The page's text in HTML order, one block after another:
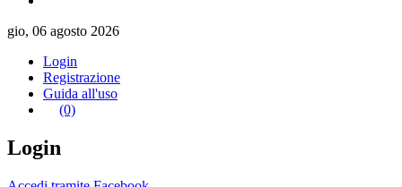
gio, 06 agosto 2026
Login
Registrazione
Guida all'uso
(0)
Login